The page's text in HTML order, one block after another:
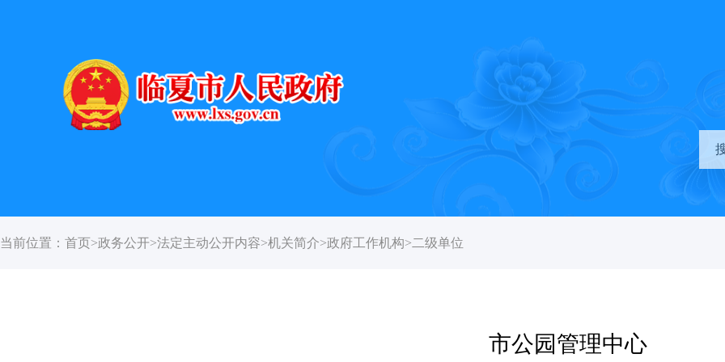
当前位置： 首页>政务公开>法定主动公开内容>机关简介>政府工作机构>二级单位
市公园管理中心